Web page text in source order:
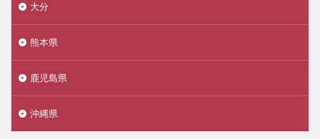
大分
熊本県
鹿児島県
沖縄県